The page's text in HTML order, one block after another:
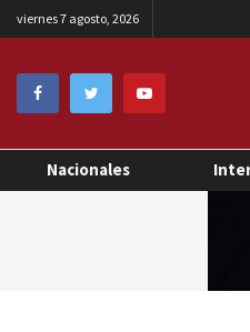
viernes 7 agosto, 2026
Nacionales